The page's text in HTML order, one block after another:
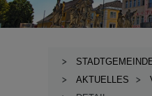
AKTUELLES